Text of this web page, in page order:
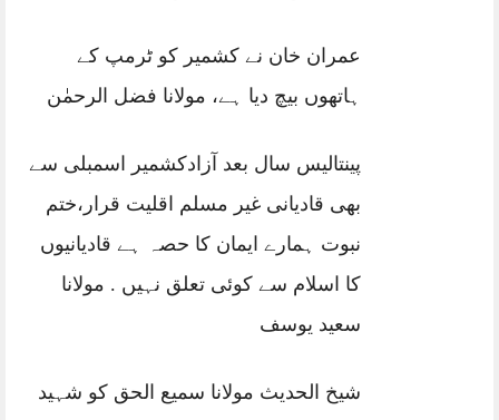
عمران خان نے کشمیر کو ٹرمپ کے
ہاتھوں بیچ دیا ہے، مولانا فضل الرحمٰن
پینتالیس سال بعد آزادکشمیر اسمبلی سے
بھی قادیانی غیر مسلم اقلیت قرار،ختم
نبوت ہمارے ایمان کا حصہ ہے قادیانیوں
کا اسلام سے کوئی تعلق نہیں . مولانا
سعید یوسف
شیخ الحدیث مولانا سمیع الحق کو شہید